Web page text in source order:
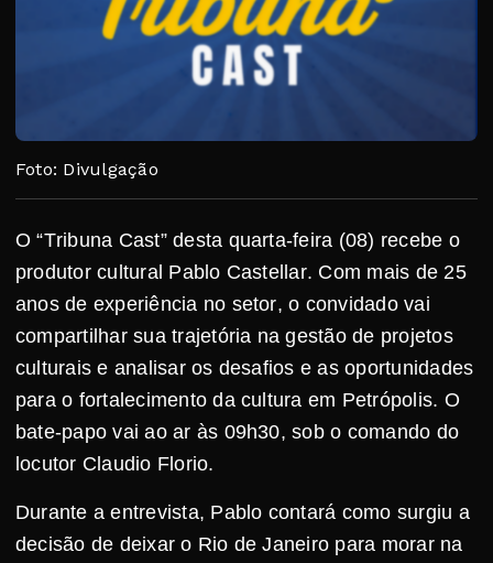
Foto: Divulgação
O “Tribuna Cast” desta quarta-feira (08) recebe o
produtor cultural Pablo Castellar. Com mais de 25
anos de experiência no setor, o convidado vai
compartilhar sua trajetória na gestão de projetos
culturais e analisar os desafios e as oportunidades
para o fortalecimento da cultura em Petrópolis. O
bate-papo vai ao ar às 09h30, sob o comando do
locutor Claudio Florio.
Durante a entrevista, Pablo contará como surgiu a
decisão de deixar o Rio de Janeiro para morar na